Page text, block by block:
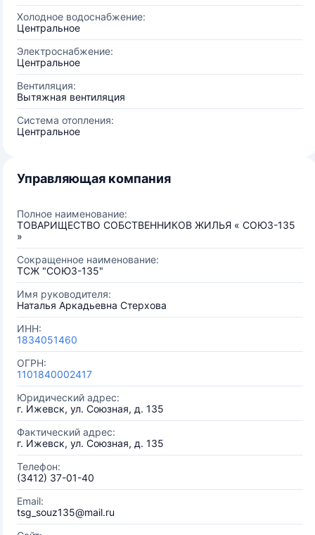
Холодное водоснабжение:
Центральное
Электроснабжение:
Центральное
Вентиляция:
Вытяжная вентиляция
Система отопления:
Центральное
Управляющая компания
Полное наименование:
ТОВАРИЩЕСТВО СОБСТВЕННИКОВ ЖИЛЬЯ « СОЮЗ-135
»
Сокращенное наименование:
ТСЖ "СОЮЗ-135"
Имя руководителя:
Наталья Аркадьевна Стерхова
ИНН:
1834051460
ОГРН:
1101840002417
Юридический адрес:
г. Ижевск, ул. Союзная, д. 135
Фактический адрес:
г. Ижевск, ул. Союзная, д. 135
Телефон:
(3412) 37-01-40
Email:
tsg_souz135@mail.ru